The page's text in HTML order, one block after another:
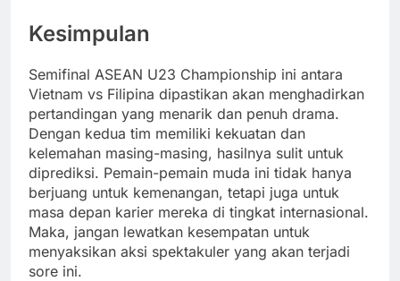
Kesimpulan
Semifinal ASEAN U23 Championship ini antara
Vietnam vs Filipina dipastikan akan menghadirkan
pertandingan yang menarik dan penuh drama.
Dengan kedua tim memiliki kekuatan dan
kelemahan masing-masing, hasilnya sulit untuk
diprediksi. Pemain-pemain muda ini tidak hanya
berjuang untuk kemenangan, tetapi juga untuk
masa depan karier mereka di tingkat internasional.
Maka, jangan lewatkan kesempatan untuk
menyaksikan aksi spektakuler yang akan terjadi
sore ini.